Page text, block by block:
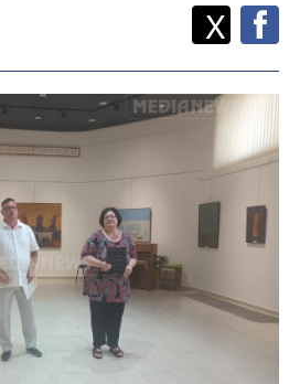
Споделете
X